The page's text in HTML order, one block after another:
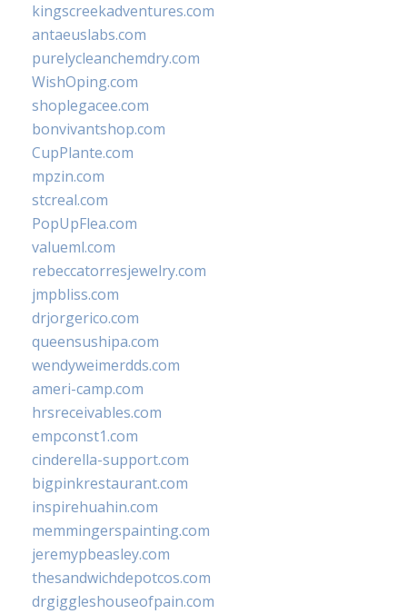
kingscreekadventures.com
antaeuslabs.com
purelycleanchemdry.com
WishOping.com
shoplegacee.com
bonvivantshop.com
CupPlante.com
mpzin.com
stcreal.com
PopUpFlea.com
valueml.com
rebeccatorresjewelry.com
jmpbliss.com
drjorgerico.com
queensushipa.com
wendyweimerdds.com
ameri-camp.com
hrsreceivables.com
empconst1.com
cinderella-support.com
bigpinkrestaurant.com
inspirehuahin.com
memmingerspainting.com
jeremypbeasley.com
thesandwichdepotcos.com
drgiggleshouseofpain.com